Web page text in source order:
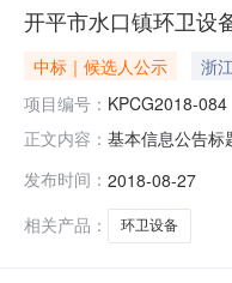
开平市水口镇环卫设
中标｜候选人公示 浙
项目编号： KPCG2018-084
正文内容： 基本信息公告
商名称湖北三
发布时间： 2018-08-27
相关产品：
环卫设备